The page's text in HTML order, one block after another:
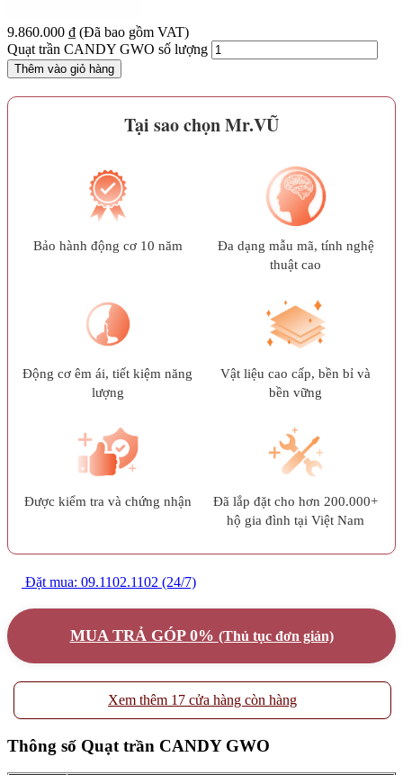
9.860.000 ₫ (Đã bao gồm VAT)
Quạt trần CANDY GWO số lượng
Thêm vào giỏ hàng
Tại sao chọn Mr.VŨ
Bảo hành động cơ 10 năm
Đa dạng mẫu mã, tính nghệ
thuật cao
Động cơ êm ái, tiết kiệm năng
lượng
Vật liệu cao cấp, bền bỉ và
bền vững
Được kiểm tra và chứng nhận
Đã lắp đặt cho hơn 200.000+
hộ gia đình tại Việt Nam
Đặt mua: 09.1102.1102 (24/7)
MUA TRẢ GÓP 0% (Thủ tục đơn giản)
Xem thêm 17 cửa hàng còn hàng
Thông số Quạt trần CANDY GWO